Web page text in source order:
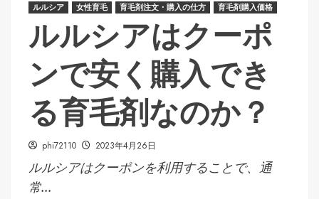
ルルシア 女性育毛 育毛剤注文・購入の仕方 育毛剤購入価格
ルルシアはクーポ
ンで安く購入でき
る育毛剤なのか？
phi72110 2023年4月26日
ルルシアはクーポンを利用することで、通
常...